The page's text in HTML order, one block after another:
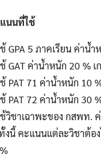
นนที่ใช้
GPA 5 ภาคเรียน ค่าน้
GAT ค่าน้ำหนัก 20 %
PAT 71 ค่าน้ำหนัก 10
PAT 72 ค่าน้ำหนัก 30
วิชาเฉาพะของ กสพท.
นี้ คะแนนแต่ละวิชาต้อง